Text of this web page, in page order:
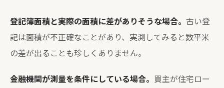
登記簿面積と実際の面積に差がありそうな場合。 古い登
記は面積が不正確なことがあり、実測してみると数平米
の差が出ることも珍しくありません。
金融機関が測量を条件にしている場合。 買主が住宅ロー